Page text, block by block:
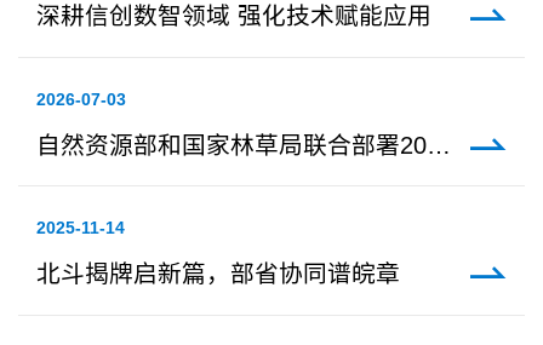
深耕信创数智领域 强化技术赋能应用
2026-07-03
自然资源部和国家林草局联合部署2026年度一体化调查监测工作
2025-11-14
北斗揭牌启新篇，部省协同谱皖章